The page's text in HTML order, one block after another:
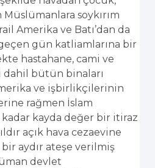
Müslümanlara soykırım
Amerika ve Batı’dan da
gün katliamlarına bir
hastahane, cami ve
bütün binaları
ve işbirlikçilerinin
rağmen İslam
kayda değer bir itiraz
açık hava cezaevine
aydır ateşe verilmiş
devlet